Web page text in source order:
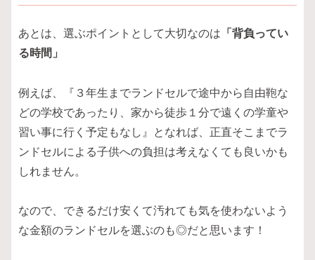
あとは、選ぶポイントとして大切なのは 「背負ってい
る時間」
例えば、『３年生までランドセルで途中から自由鞄な
どの学校であったり、家から徒歩１分で遠くの学童や
習い事に行く予定もなし』となれば、正直そこまでラ
ンドセルによる子供への負担は考えなくても良いかも
しれません。
なので、できるだけ安くて汚れても気を使わないよう
な金額のランドセルを選ぶのも◎だと思います！